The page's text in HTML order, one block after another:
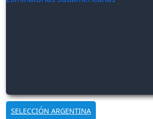
SELECCIÓN ARGENTINA